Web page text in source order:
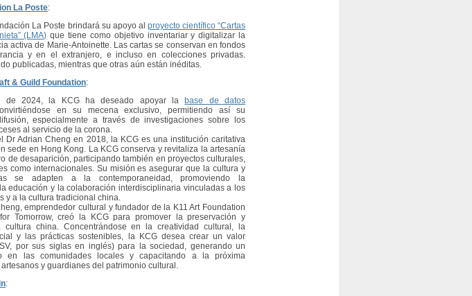
La Poste:
La Poste brindará su apoyo al proyecto científico “Cartas
(LMA) que tiene como objetivo inventariar y digitalizar la
activa de Marie-Antoinette. Las cartas se conservan en fondos
y en el extranjero, e incluso en colecciones privadas.
publicadas, mientras que otras aún están inéditas.
& Guild Foundation:
de 2024, la KCG ha deseado apoyar la base de datos
en su mecena exclusivo, permitiendo así su
especialmente a través de investigaciones sobre los
al servicio de la corona.
Dr Adrian Cheng en 2018, la KCG es una institución caritativa
sede en Hong Kong. La KCG conserva y revitaliza la artesanía
de desaparición, participando también en proyectos culturales,
como internacionales. Su misión es asegurar que la cultura y
se adapten a la contemporaneidad, promoviendo la
educación y la colaboración interdisciplinaria vinculadas a los
y a la cultura tradicional china.
emprendedor cultural y fundador de la K11 Art Foundation
Tomorrow, creó la KCG para promover la preservación y
china. Concentrándose en la creatividad cultural, la
y las prácticas sostenibles, la KCG desea crear un valor
por sus siglas en inglés) para la sociedad, generando un
en las comunidades locales y capacitando a la próxima
y guardianes del patrimonio cultural.
: